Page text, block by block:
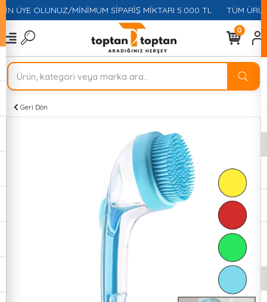
ÜYE OLUNUZ/MİNİMUM SİPARİŞ MİKTARI 5.000 TL TÜM
0
Geri Dön